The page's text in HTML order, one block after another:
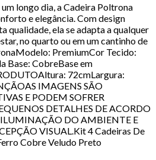
longo dia, a Cadeira Poltrona
e elegância. Com design
qualidade, ela se adapta a qualquer
no quarto ou em um cantinho de
PremiumCor Tecido:
Base: CobreBase em
72cmLargura:
IMAGENS SÃO
E PODEM SOFRER
DETALHES DE ACORDO
DO AMBIENTE E
VISUAL.Kit 4 Cadeiras De
Cobre Veludo Preto